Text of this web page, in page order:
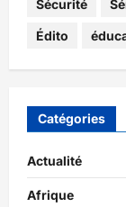
Sécurité
Édito
Catégories
Actualité
Afrique